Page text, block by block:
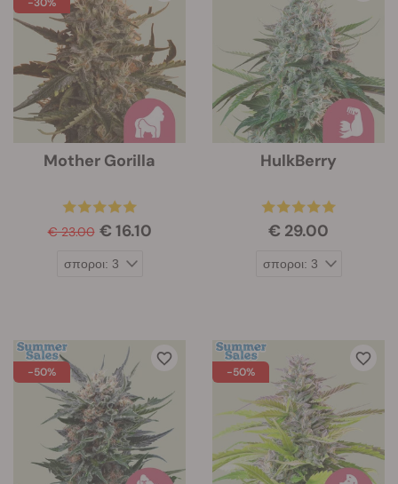
Mother Gorilla
€ 23.00 € 16.10
HulkBerry
€ 29.00
-50% -50%